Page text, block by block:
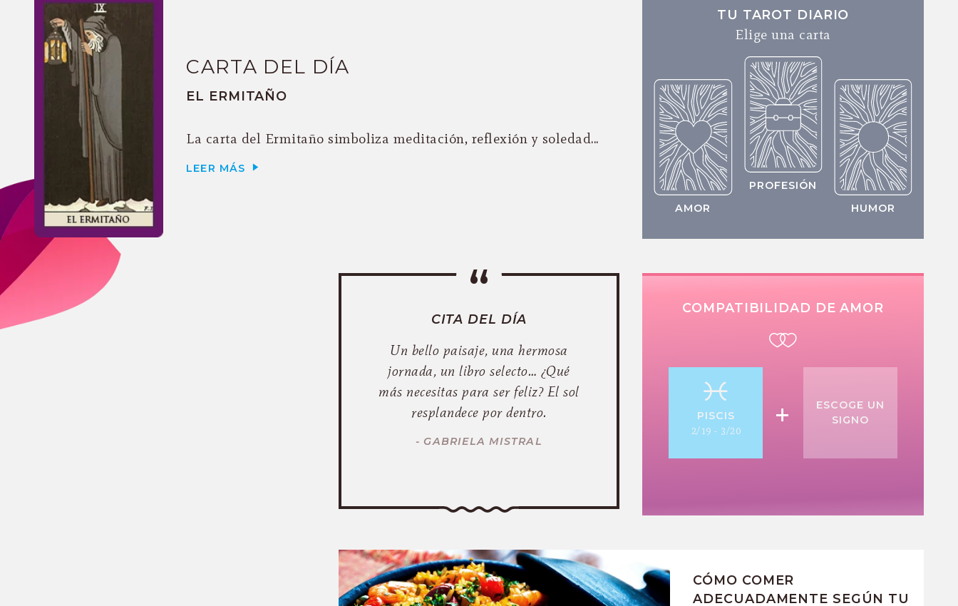
CARTA DEL DÍA
EL ERMITAÑO
La carta del Ermitaño simboliza meditación, reflexión y soledad...
LEER MÁS
TU TAROT DIARIO
Elige una carta
AMOR
PROFESIÓN
HUMOR
CITA DEL DÍA
Un bello paisaje, una hermosa
jornada, un libro selecto… ¿Qué
más necesitas para ser feliz? El sol
resplandece por dentro.
- GABRIELA MISTRAL
COMPATIBILIDAD DE AMOR
PISCIS
2/19 - 3/20
+
ESCOGE UN
SIGNO
CÓMO COMER
ADECUADAMENTE SEGÚN TU